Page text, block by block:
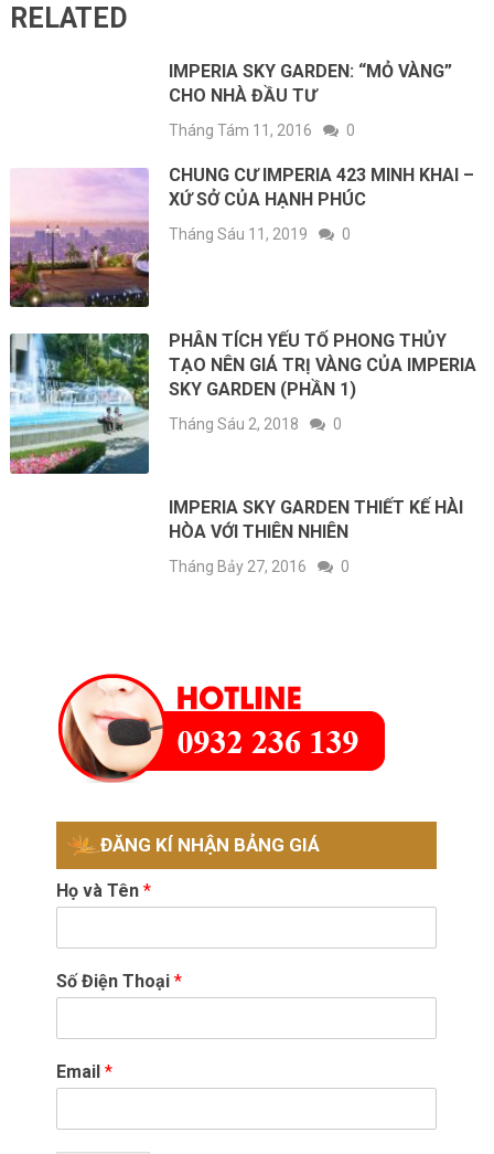
RELATED
IMPERIA SKY GARDEN: “MỎ VÀNG”
CHO NHÀ ĐẦU TƯ
Tháng Tám 11, 2016 0
CHUNG CƯ IMPERIA 423 MINH KHAI –
XỨ SỞ CỦA HẠNH PHÚC
Tháng Sáu 11, 2019 0
PHÂN TÍCH YẾU TỐ PHONG THỦY
TẠO NÊN GIÁ TRỊ VÀNG CỦA IMPERIA
SKY GARDEN (PHẦN 1)
Tháng Sáu 2, 2018 0
IMPERIA SKY GARDEN THIẾT KẾ HÀI
HÒA VỚI THIÊN NHIÊN
Tháng Bảy 27, 2016 0
ĐĂNG KÍ NHẬN BẢNG GIÁ
Họ và Tên*
Số Điện Thoại*
Email*